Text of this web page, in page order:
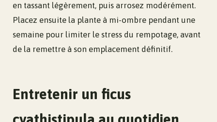
en tassant légèrement, puis arrosez modérément.
Placez ensuite la plante à mi-ombre pendant une
semaine pour limiter le stress du rempotage, avant
de la remettre à son emplacement définitif.
Entretenir un ficus